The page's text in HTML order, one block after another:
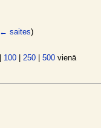
← saites)
100| 250| 500vienā